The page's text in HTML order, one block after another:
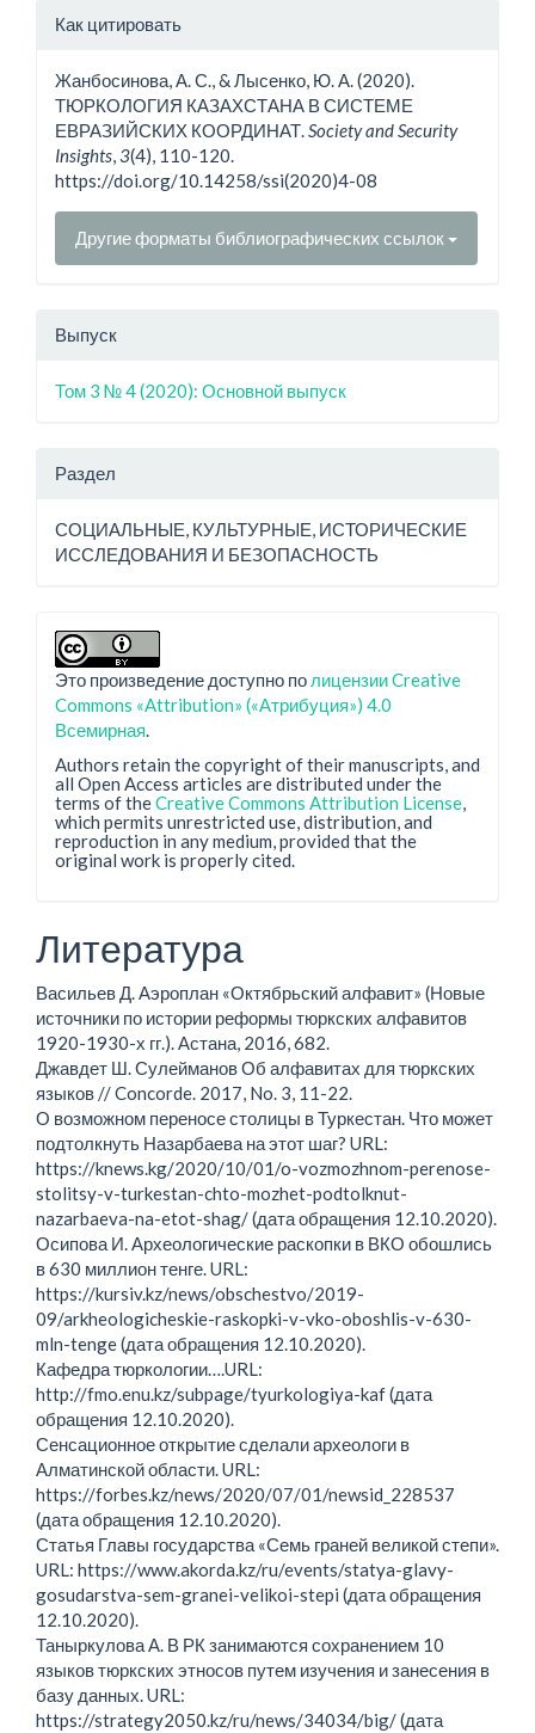
Детали
Как цитировать
Жанбосинова, А. С., & Лысенко, Ю. А. (2020).
ТЮРКОЛОГИЯ КАЗАХСТАНА В СИСТЕМЕ
ЕВРАЗИЙСКИХ КООРДИНАТ.Society and Security
Insights,3(4), 110-120.
https://doi.org/10.14258/ssi(2020)4-08
Другие форматы библиографических ссылок
Выпуск
Том 3 № 4 (2020): Основной выпуск
Раздел
СОЦИАЛЬНЫЕ, КУЛЬТУРНЫЕ, ИСТОРИЧЕСКИЕ
ИССЛЕДОВАНИЯ И БЕЗОПАСНОСТЬ
Это произведение доступно по лицензии Creative
Commons «Attribution» («Атрибуция») 4.0
Всемирная.
Authors retain the copyright of their manuscripts, and
all Open Access articles are distributed under the
terms of theCreative Commons Attribution License,
which permits unrestricted use, distribution, and
reproduction in any medium, provided that the
original work is properly cited.
Литература
Васильев Д. Аэроплан «Октябрьский алфавит» (Новые
источники по истории реформы тюркских алфавитов
1920-1930-х гг.). Астана, 2016, 682.
Джавдет Ш. Сулейманов Об алфавитах для тюркских
языков // Concorde. 2017, No. 3, 11-22.
О возможном переносе столицы в Туркестан. Что может
подтолкнуть Назарбаева на этот шаг? URL:
https://knews.kg/2020/10/01/o-vozmozhnom-perenose-
stolitsy-v-turkestan-chto-mozhet-podtolknut-
nazarbaeva-na-etot-shag/ (дата обращения 12.10.2020).
Осипова И. Археологические раскопки в ВКО обошлись
в 630 миллион тенге. URL:
https://kursiv.kz/news/obschestvo/2019-
09/arkheologicheskie-raskopki-v-vko-oboshlis-v-630-
mln-tenge (дата обращения 12.10.2020).
Кафедра тюркологии….URL:
http://fmo.enu.kz/subpage/tyurkologiya-kaf (дата
обращения 12.10.2020).
Сенсационное открытие сделали археологи в
Алматинской области. URL:
https://forbes.kz/news/2020/07/01/newsid_228537
(дата обращения 12.10.2020).
Статья Главы государства «Семь граней великой степи».
URL: https://www.akorda.kz/ru/events/statya-glavy-
gosudarstva-sem-granei-velikoi-stepi (дата обращения
12.10.2020).
Таныркулова А. В РК занимаются сохранением 10
языков тюркских этносов путем изучения и занесения в
базу данных. URL:
https://strategy2050.kz/ru/news/34034/big/ (дата